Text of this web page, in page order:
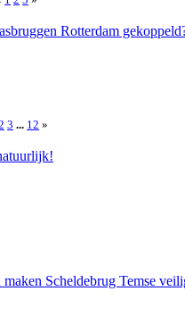
Rotterdam
3 ... 12 »
Scheldebrug Temse